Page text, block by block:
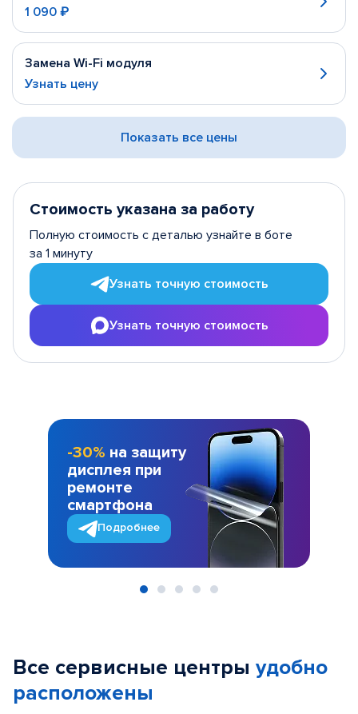
1 090 ₽
Замена Wi-Fi модуля
Узнать цену
Показать все цены
Стоимость указана за работу
Полную стоимость с деталью узнайте в боте
за 1 минуту
Узнать точную стоимость
Узнать точную стоимость
-30% на защиту
дисплея при
ремонте
смартфона
Подробнее
Все сервисные центры удобно
расположены